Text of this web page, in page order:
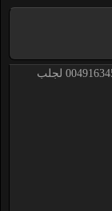
الشيخ الروحاني جلب الحبيب و خلال ساعة 00491634511222 لجلب